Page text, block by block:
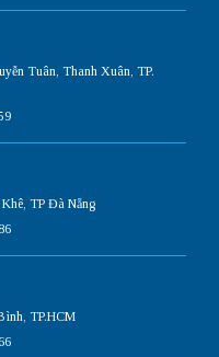
Tuân, Thanh Xuân, TP.
TP Đà Nẵng
TP.HCM